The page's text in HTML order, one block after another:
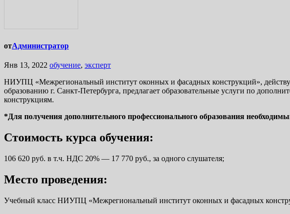
отАдминистратор
Янв 13, 2022 обучение, эксперт
НИУПЦ «Межрегиональный институт оконных и фасадных конструкций»,
образованию г. Санкт-Петербурга, предлагает образовательные услуги по
конструкциям.
*Для получения дополнительного профессионального образования
Стоимость курса обучения:
106 620 руб. в т.ч. НДС 20% — 17 770 руб., за одного слушателя;
Место проведения:
Учебный класс НИУПЦ «Межрегиональный институт оконных и фасадных